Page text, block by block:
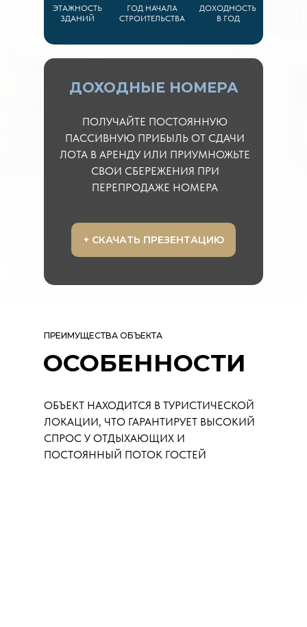
ДОХОДНЫЕ НОМЕРА
ЭТАЖНОСТЬ
ЗДАНИЙ
ГОД НАЧАЛА
СТРОИТЕЛЬСТВА
ДОХОДНОСТЬ
В ГОД
ПОЛУЧАЙТЕ ПОСТОЯННУЮ
ПАССИВНУЮ ПРИБЫЛЬ ОТ СДАЧИ
ЛОТА В АРЕНДУ ИЛИ ПРИУМНОЖЬТЕ
СВОИ СБЕРЕЖЕНИЯ ПРИ
ПЕРЕПРОДАЖЕ НОМЕРА
+ СКАЧАТЬ ПРЕЗЕНТАЦИЮ
ОБЪЕКТ НАХОДИТСЯ В ТУРИСТИЧЕСКОЙ
ЛОКАЦИИ, ЧТО ГАРАНТИРУЕТ ВЫСОКИЙ
СПРОС У ОТДЫХАЮЩИХ И
ПОСТОЯННЫЙ ПОТОК ГОСТЕЙ
ОСОБЕННОСТИ
ПРЕИМУЩЕСТВА ОБЪЕКТА